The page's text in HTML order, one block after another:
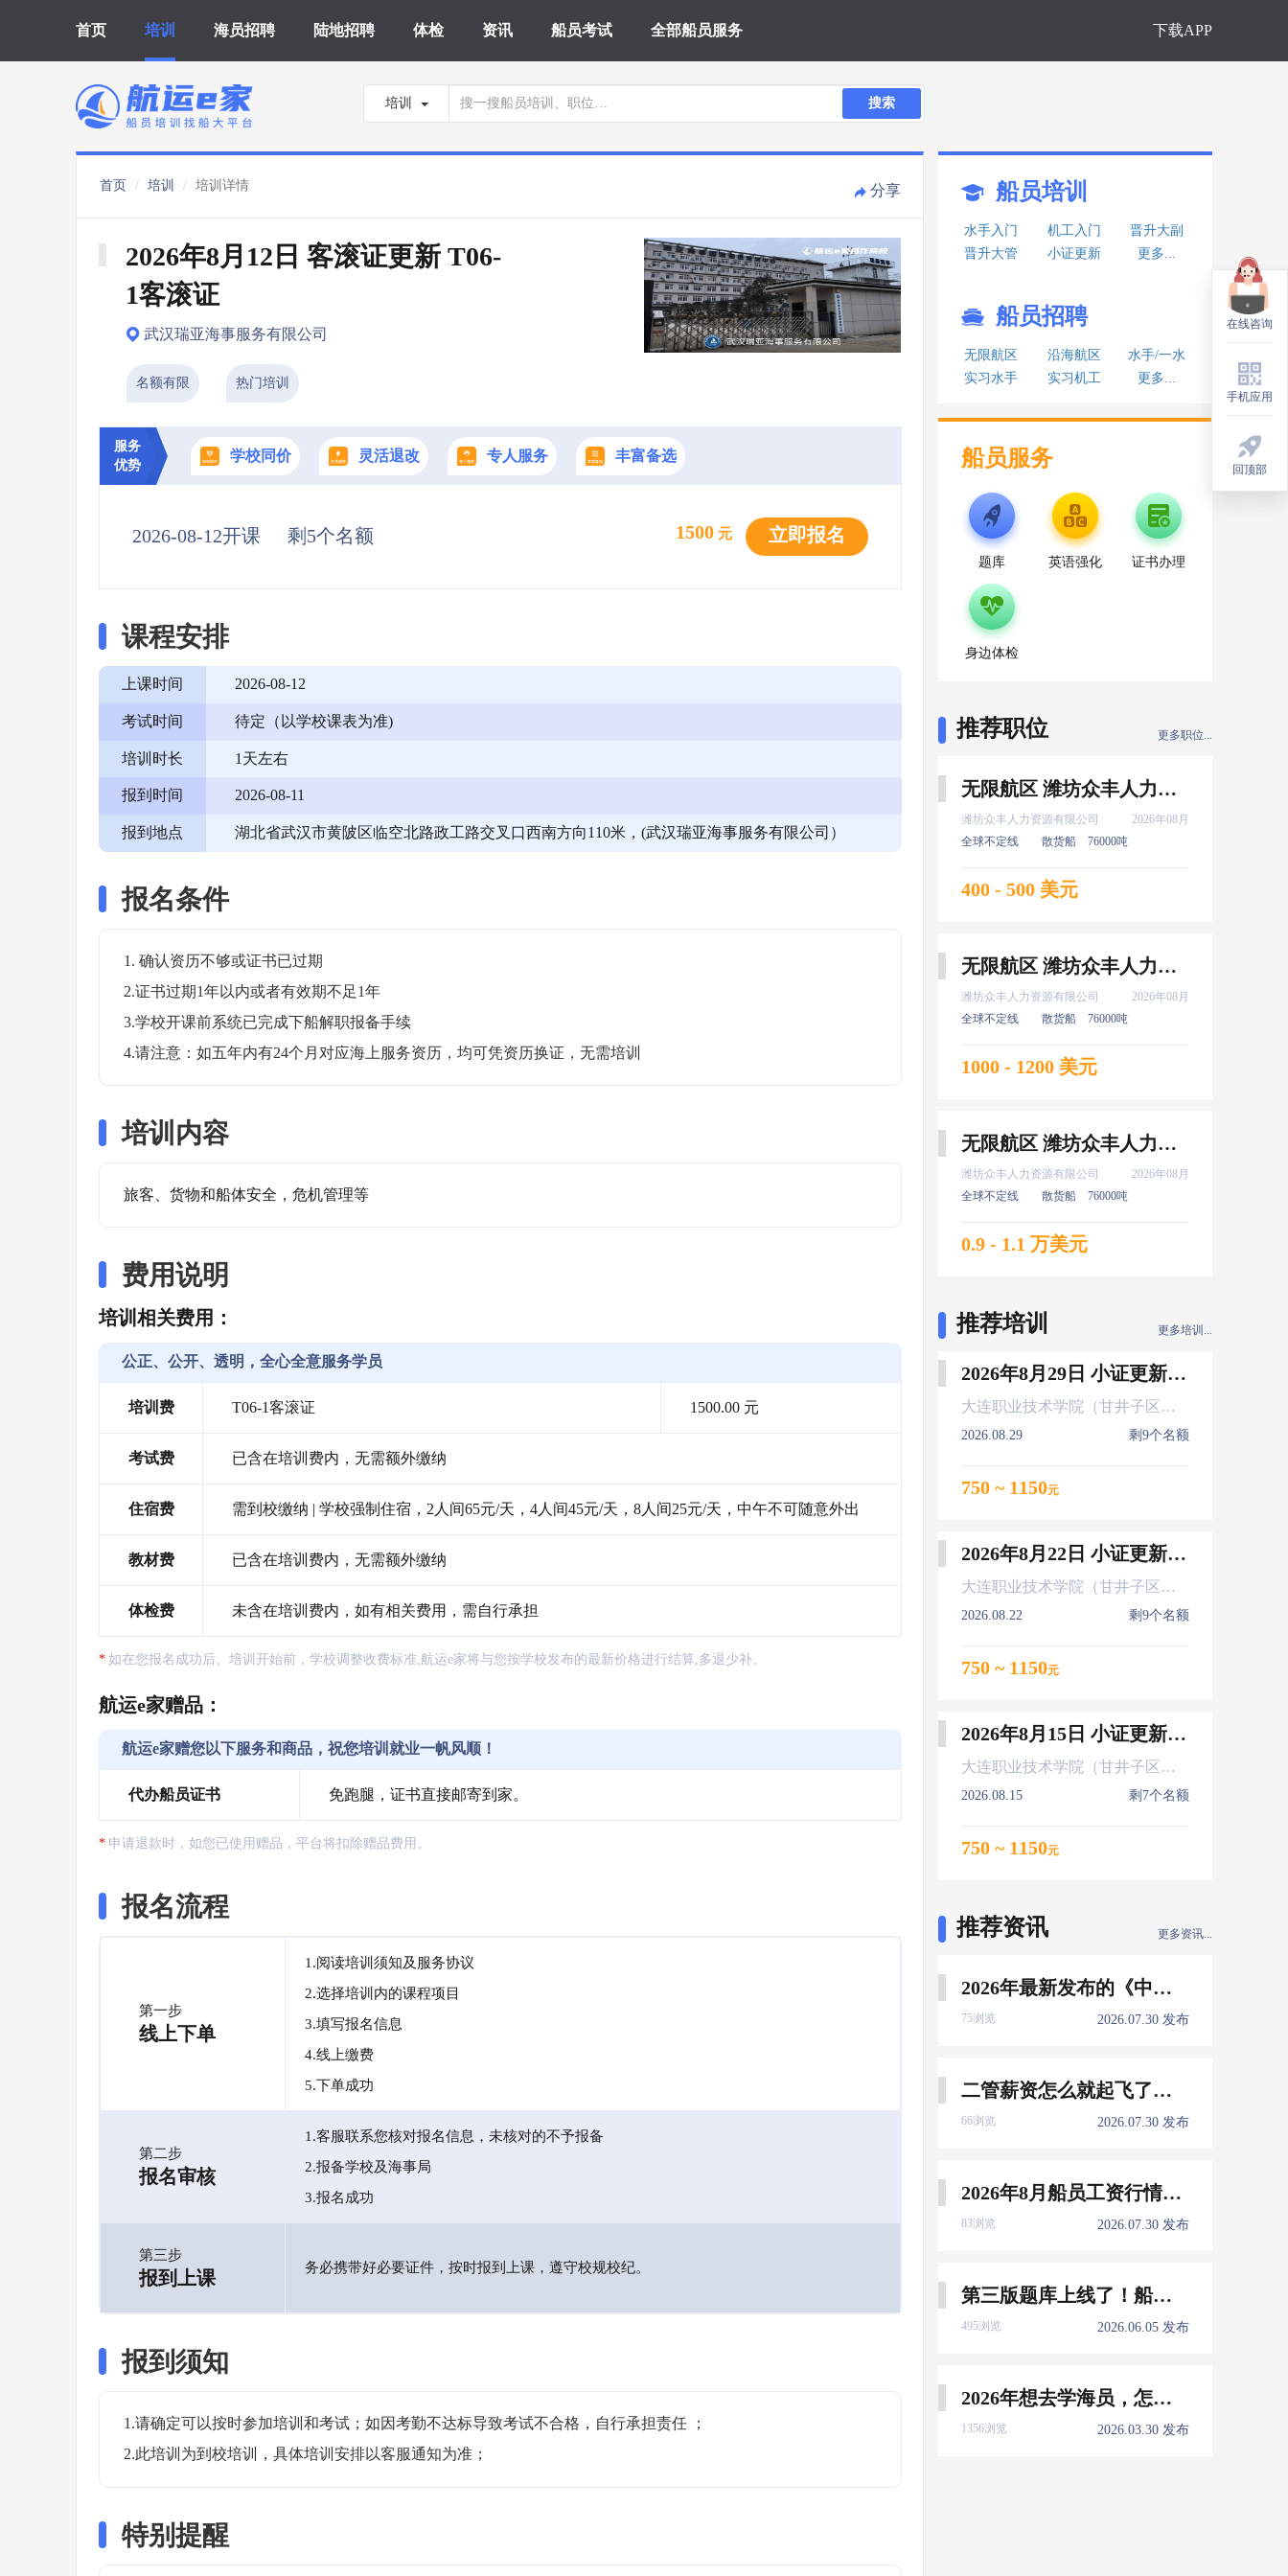
首页 培训 海员招聘 陆地招聘 体检 资讯 船员考试 全部船员服务 下载APP
培训 搜索
首页 培训 培训详情 分享
2026年8月12日 客滚证更新 T06-
1客滚证
武汉瑞亚海事服务有限公司
名额有限 热门培训
服务
优势
学校同价 灵活退改 专人服务 丰富备选
2026-08-12开课 剩5个名额 1500 元 立即报名
课程安排
上课时间 2026-08-12
考试时间 待定（以学校课表为准)
培训时长 1天左右
报到时间 2026-08-11
报到地点 湖北省武汉市黄陂区临空北路政工路交叉口西南方向110米，(武汉瑞亚海事服务有限公司）
报名条件
1. 确认资历不够或证书已过期
2.证书过期1年以内或者有效期不足1年
3.学校开课前系统已完成下船解职报备手续
4.请注意：如五年内有24个月对应海上服务资历，均可凭资历换证，无需培训
培训内容
旅客、货物和船体安全，危机管理等
费用说明
培训相关费用：
公正、公开、透明，全心全意服务学员
培训费 T06-1客滚证 1500.00 元
考试费 已含在培训费内，无需额外缴纳
住宿费 需到校缴纳 | 学校强制住宿，2人间65元/天，4人间45元/天，8人间25元/天，中午不可随意外出
教材费 已含在培训费内，无需额外缴纳
体检费 未含在培训费内，如有相关费用，需自行承担
如在您报名成功后、培训开始前，学校调整收费标准,航运e家将与您按学校发布的最新价格进行结算,多退少补。
航运e家赠品：
航运e家赠您以下服务和商品，祝您培训就业一帆风顺！
代办船员证书 免跑腿，证书直接邮寄到家。
申请退款时，如您已使用赠品，平台将扣除赠品费用。
报名流程
第一步
线上下单
1.阅读培训须知及服务协议
2.选择培训内的课程项目
3.填写报名信息
4.线上缴费
5.下单成功
第二步
报名审核
1.客服联系您核对报名信息，未核对的不予报备
2.报备学校及海事局
3.报名成功
第三步
报到上课 务必携带好必要证件，按时报到上课，遵守校规校纪。
报到须知
1.请确定可以按时参加培训和考试；如因考勤不达标导致考试不合格，自行承担责任 ；
2.此培训为到校培训，具体培训安排以客服通知为准；
特别提醒
船员培训
水手入门 机工入门
晋升大副
晋升大管
小证更新 更多...
船员招聘
无限航区 沿海航区
水手/一水
实习水手
实习机工 更多...
船员服务
题库 英语强化 证书办理
身边体检
推荐职位 更多职位...
无限航区 潍坊众丰人力资源有限公司 实习 机工 8月上船
潍坊众丰人力资源有限公司
2026年08月
全球不定线
散货船 76000吨
400 - 500 美元
无限航区 潍坊众丰人力资源有限公司 新证 水手 8月上船
潍坊众丰人力资源有限公司
2026年08月
全球不定线
散货船 76000吨
1000 - 1200 美元
无限航区 潍坊众丰人力资源有限公司 新证 大厨 8月上船
潍坊众丰人力资源有限公司
2026年08月
全球不定线
散货船 76000吨
0.9 - 1.1 万美元
推荐培训 更多培训...
2026年8月29日 小证更新 Z01Z02Z04
大连职业技术学院（甘井子区大连北站）
2026.08.29 剩9个名额
750 ~ 1150元
2026年8月22日 小证更新 Z01Z02Z04
大连职业技术学院（甘井子区大连北站）
2026.08.22 剩9个名额
750 ~ 1150元
2026年8月15日 小证更新 Z01Z02Z04
大连职业技术学院（甘井子区大连北站）
2026.08.15 剩7个名额
750 ~ 1150元
推荐资讯 更多资讯...
2026年最新发布的《中国船员发展报告》，暴露了哪些信息量？
75浏览 2026.07.30 发布
二管薪资怎么就起飞了，下一个会是谁？
66浏览 2026.07.30 发布
2026年8月船员工资行情参考
83浏览 2026.07.30 发布
第三版题库上线了！船员免费刷！
495浏览 2026.06.05 发布
2026年想去学海员，怎么选择培训学校？
1356浏览 2026.03.30 发布
在线咨询
手机应用
回顶部
在线咨询
手机应用
回顶部